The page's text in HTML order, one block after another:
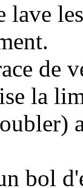
lave
de
la
bol